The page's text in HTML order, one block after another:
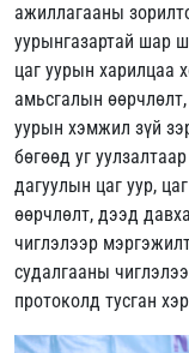
ажиллагааны
уурынгазартай шар
цаг уурын харилцаа
амьсгалын
уурын хэмжил зүй
бөгөөд уг
дагуулын цаг уур,
өөрчлөлт, дээд
чиглэлээр
судалгааны
протоколд тусган